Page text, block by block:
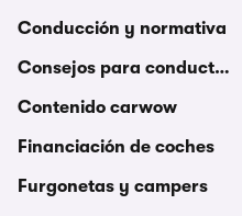
Conducción y normativa
Consejos para conductores
Contenido carwow
Financiación de coches
Furgonetas y campers